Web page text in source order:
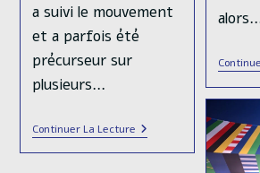
a suivi le mouvement
et a parfois été
précurseur sur
plusieurs…
Continuer La LectureOpinion
:
La